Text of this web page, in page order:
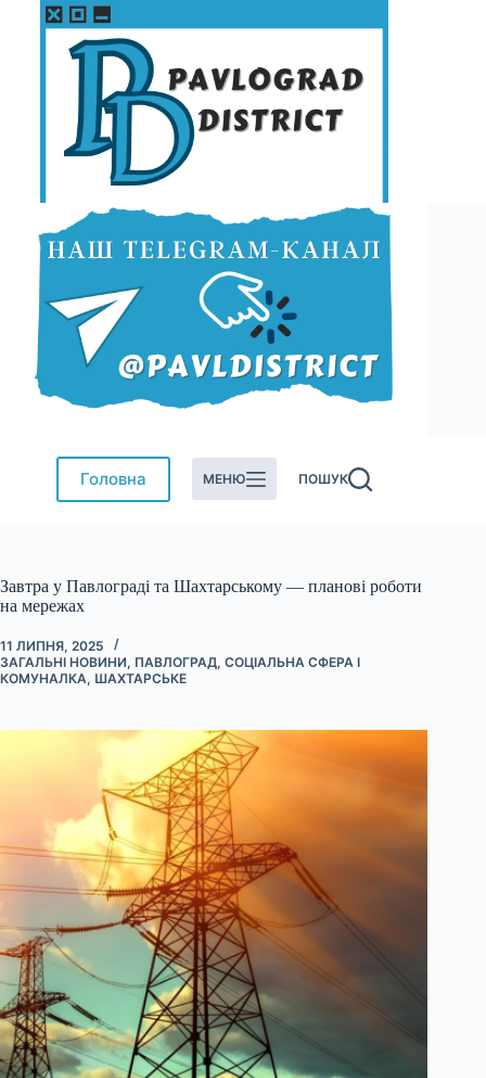
Перейти
Головна МЕНЮ ПОШУК
Завтра у Павлограді та Шахтарському — планові роботи
на мережах
11 ЛИПНЯ, 2025
ЗАГАЛЬНІ НОВИНИ, ПАВЛОГРАД, СОЦІАЛЬНА СФЕРА І
КОМУНАЛКА, ШАХТАРСЬКЕ